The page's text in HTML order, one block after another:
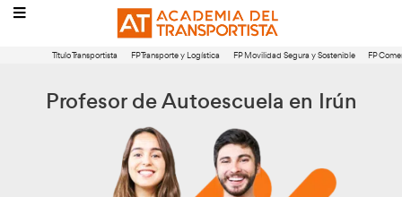
Profesor de Autoescuela